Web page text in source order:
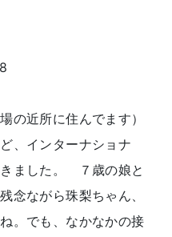
の近所に住んでます）
、インターナショナ
ました。 ７歳の娘と
念ながら珠梨ちゃん、
。でも、なかなかの接